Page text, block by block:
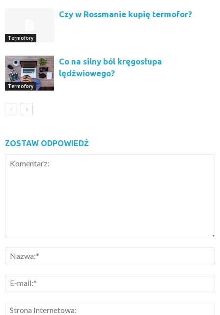
Termofory
Czy w Rossmanie kupię termofor?
Termofory
Co na silny ból kręgosłupa
lędźwiowego?
ZOSTAW ODPOWIEDŹ